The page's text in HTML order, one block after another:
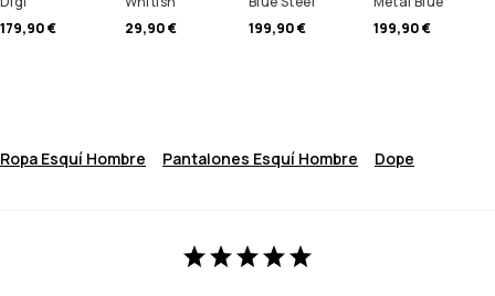
179,90 €
29,90 €
199,90 €
199,90 €
Ropa Esquí Hombre Pantalones Esquí Hombre Dope